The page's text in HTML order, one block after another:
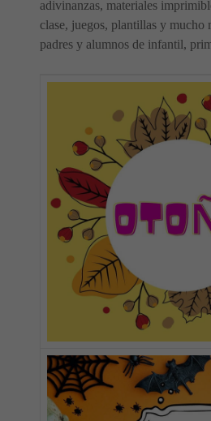
adivinanzas, materiales
clase, juegos, plantillas y mucho
padres y alumnos de infantil,